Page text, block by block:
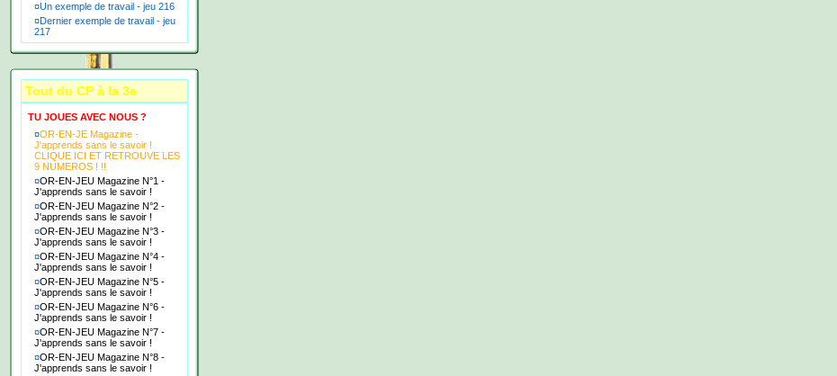
¤Un exemple de travail - jeu 216
¤Dernier exemple de travail - jeu
217
Tout du CP à la 3e
TU JOUES AVEC NOUS ?
¤OR-EN-JE Magazine -
J'apprends sans le savoir !
CLIQUE ICI ET RETROUVE LES
9 NUMEROS ! !!
¤OR-EN-JEU Magazine N°1 -
J'apprends sans le savoir !
¤OR-EN-JEU Magazine N°2 -
J'apprends sans le savoir !
¤OR-EN-JEU Magazine N°3 -
J'apprends sans le savoir !
¤OR-EN-JEU Magazine N°4 -
J'apprends sans le savoir !
¤OR-EN-JEU Magazine N°5 -
J'apprends sans le savoir !
¤OR-EN-JEU Magazine N°6 -
J'apprends sans le savoir !
¤OR-EN-JEU Magazine N°7 -
J'apprends sans le savoir !
¤OR-EN-JEU Magazine N°8 -
J'apprends sans le savoir !